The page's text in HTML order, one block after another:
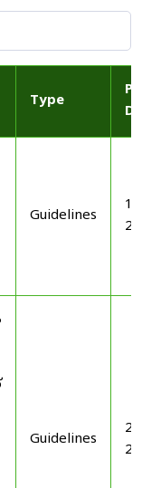
Type
Guidelines
Guidelines